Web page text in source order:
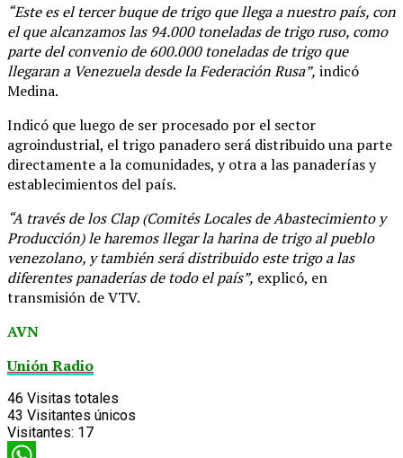
“Este es el tercer buque de trigo que llega a nuestro país, con
el que alcanzamos las 94.000 toneladas de trigo ruso, como
parte del convenio de 600.000 toneladas de trigo que
llegaran a Venezuela desde la Federación Rusa”, indicó
Medina.
Indicó que luego de ser procesado por el sector
agroindustrial, el trigo panadero será distribuido una parte
directamente a la comunidades, y otra a las panaderías y
establecimientos del país.
“A través de los Clap (Comités Locales de Abastecimiento y
Producción) le haremos llegar la harina de trigo al pueblo
venezolano, y también será distribuido este trigo a las
diferentes panaderías de todo el país”, explicó, en
transmisión de VTV.
AVN
Unión Radio
46 Visitas totales
43 Visitantes únicos
Visitantes: 17